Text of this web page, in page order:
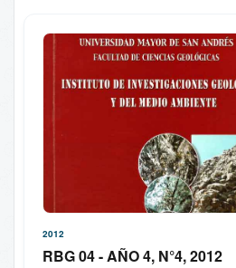
2012
RBG 04 - AÑO 4, N°4, 2012